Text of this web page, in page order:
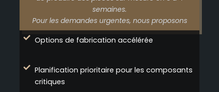
semaines.
Pour les demandes urgentes, nous proposons
Options de fabrication accélérée
Planification prioritaire pour les composants
critiques